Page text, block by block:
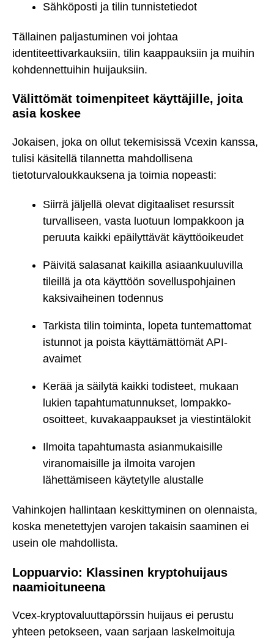
Sähköposti ja tilin tunnistetiedot
Tällainen paljastuminen voi johtaa
identiteettivarkauksiin, tilin kaappauksiin ja muihin
kohdennettuihin huijauksiin.
Välittömät toimenpiteet käyttäjille, joita
asia koskee
Jokaisen, joka on ollut tekemisissä Vcexin kanssa,
tulisi käsitellä tilannetta mahdollisena
tietoturvaloukkauksena ja toimia nopeasti:
Siirrä jäljellä olevat digitaaliset resurssit
turvalliseen, vasta luotuun lompakkoon ja
peruuta kaikki epäilyttävät käyttöoikeudet
Päivitä salasanat kaikilla asiaankuuluvilla
tileillä ja ota käyttöön sovelluspohjainen
kaksivaiheinen todennus
Tarkista tilin toiminta, lopeta tuntemattomat
istunnot ja poista käyttämättömät API-
avaimet
Kerää ja säilytä kaikki todisteet, mukaan
lukien tapahtumatunnukset, lompakko-
osoitteet, kuvakaappaukset ja viestintälokit
Ilmoita tapahtumasta asianmukaisille
viranomaisille ja ilmoita varojen
lähettämiseen käytetylle alustalle
Vahinkojen hallintaan keskittyminen on olennaista,
koska menetettyjen varojen takaisin saaminen ei
usein ole mahdollista.
Loppuarvio: Klassinen kryptohuijaus
naamioituneena
Vcex-kryptovaluuttapörssin huijaus ei perustu
yhteen petokseen, vaan sarjaan laskelmoituja